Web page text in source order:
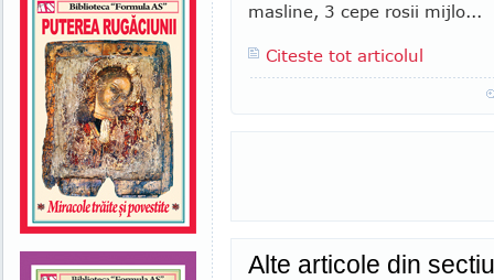
masline, 3 cepe rosii mijlo...
Citeste tot articolul
Alte articole din